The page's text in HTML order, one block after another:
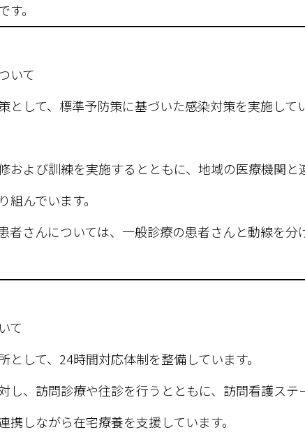
。
いて
として、標準予防策に基づいた感染対策を実施して
および訓練を実施するとともに、地域の医療機関と
んでいます。
者さんについては、一般診療の患者さんと動線を分
て
として、24時間対応体制を整備しています。
し、訪問診療や往診を行うとともに、訪問看護ステ
携しながら在宅療養を支援しています。